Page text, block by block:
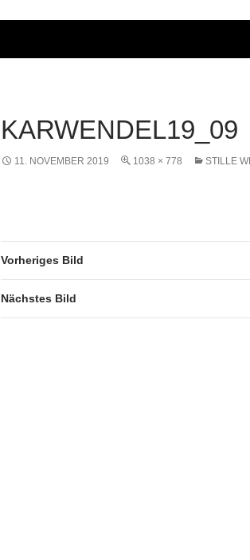
KARWENDEL19_09
11. NOVEMBER 2019 1038 × 778 STILLE
Vorheriges Bild
Nächstes Bild